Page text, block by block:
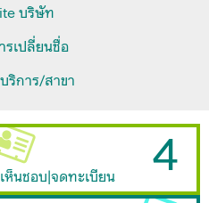
บริษัท
รเปลี่ยนชื่อ
ริการ/สาขา
นชอบ|จดทะเบียน 4